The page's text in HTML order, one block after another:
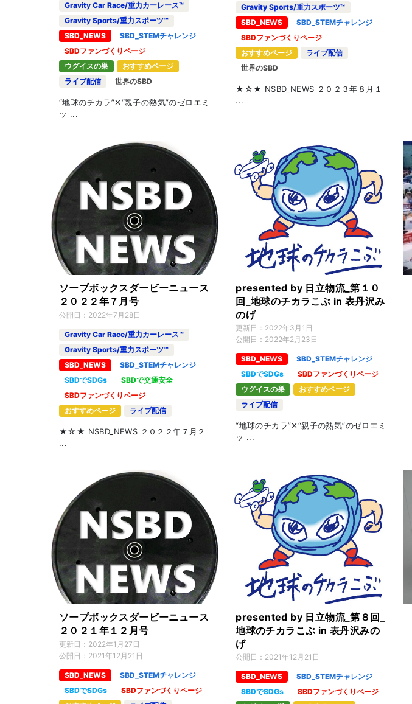
Gravity Car Race/重力カーレース™
Gravity Sports/重力スポーツ™
SBD_NEWS
SBD_STEMチャレンジ
SBDファンづくりページ
ウグイスの巣
おすすめページ
ライブ配信
世界のSBD
“地球のチカラ”✕“親子の熱気”のゼロエミ
ッ ...
Gravity Sports/重力スポーツ™
SBD_NEWS
SBD_STEMチャレンジ
SBDファンづくりページ
おすすめページ
ライブ配信
世界のSBD
★☆★ NSBD_NEWS ２０２３年８月１
...
ソープボックスダービーニュース
２０２２年７月号
公開日： 2022年7月28日
Gravity Car Race/重力カーレース™
Gravity Sports/重力スポーツ™
SBD_NEWS
SBD_STEMチャレンジ
SBDでSDGs
SBDで交通安全
SBDファンづくりページ
おすすめページ
ライブ配信
★☆★ NSBD_NEWS ２０２２年７月２
...
presented by 日立物流_第１０
回_地球のチカラこぶ in 表丹沢み
のげ
更新日： 2022年3月1日
公開日： 2022年2月23日
SBD_NEWS
SBD_STEMチャレンジ
SBDでSDGs
SBDファンづくりページ
ウグイスの巣
おすすめページ
ライブ配信
“地球のチカラ”✕“親子の熱気”のゼロエミ
ッ ...
ソープボックスダービーニュース
２０２１年１２月号
更新日： 2022年1月27日
公開日： 2021年12月21日
SBD_NEWS
SBD_STEMチャレンジ
SBDでSDGs
SBDファンづくりページ
presented by 日立物流_第８回_
地球のチカラこぶ in 表丹沢みの
げ
公開日： 2021年12月21日
SBD_NEWS
SBD_STEMチャレンジ
SBDでSDGs
SBDファンづくりページ